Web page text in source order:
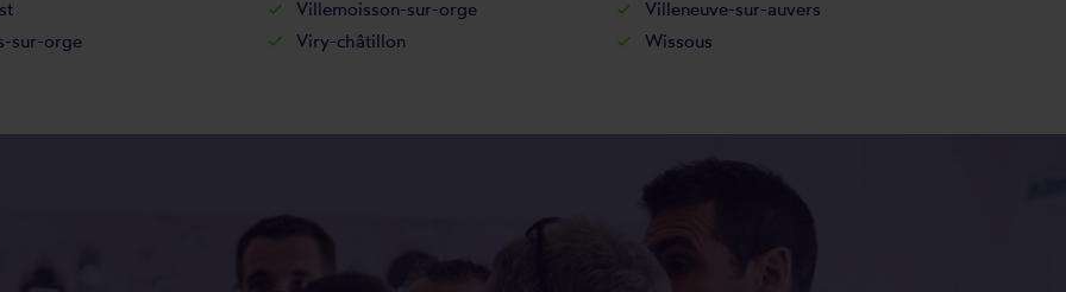
Villemoisson-sur-orge
Villeneuve-sur-auvers
sur-orge Viry-châtillon
Wissous